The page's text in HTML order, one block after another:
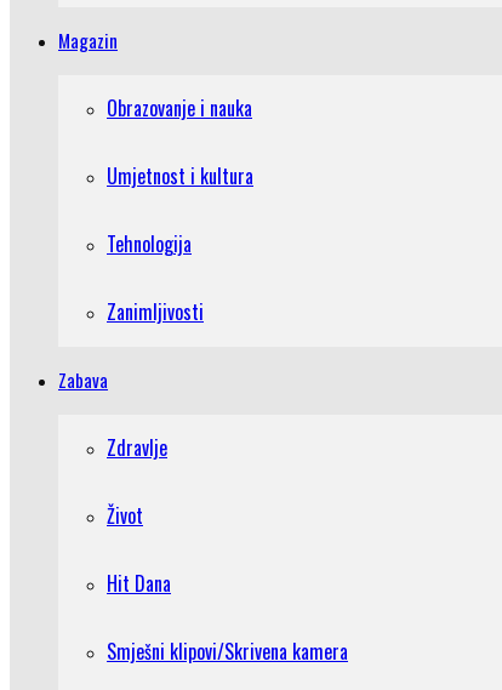
Magazin
Obrazovanje i nauka
Umjetnost i kultura
Tehnologija
Zanimljivosti
Zabava
Zdravlje
Život
Hit Dana
Smješni klipovi/Skrivena kamera